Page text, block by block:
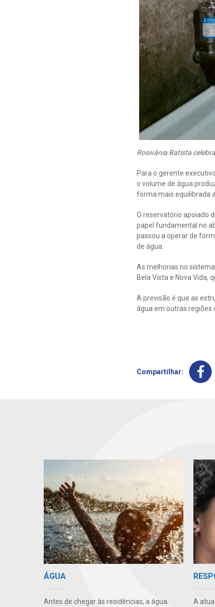
Rosivânia Batista
Para o gerente
o volume de água
forma mais equilibrada
O reservatório apoiado
papel fundamental no
passou a operar de
de água.
As melhorias no
Bela Vista e Nova Vida,
A previsão é que as
água em outras regiões
Compartilhar:
ÁGUA
Antes de chegar às residências, a água A